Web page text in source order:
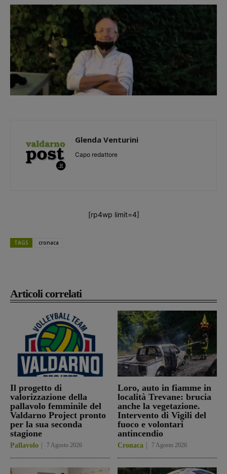
Articoli correlati
Il progetto di
valorizzazione della
pallavolo femminile del
Valdarno Project pronto
per la sua seconda
stagione
Pallavolo 7 Agosto 2026
Loro, auto in fiamme in
località Trevane: brucia
anche la vegetazione.
Intervento di Vigili del
fuoco e volontari
antincendio
Cronaca 7 Agosto 2026
Glenda Venturini
Capo redattore
[rp4wp limit=4]
TAGS cronaca